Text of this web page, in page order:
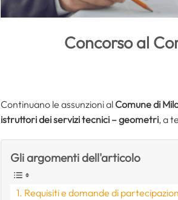
Concorso al
Continuano le assunzioni al Comune di
istruttori dei servizi tecnici – geometri, a
Gli argomenti dell'articolo
Requisiti e domande di